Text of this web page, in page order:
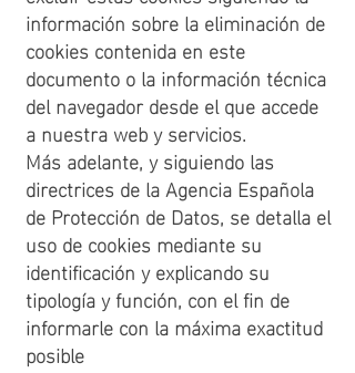
información sobre la eliminación de
cookies contenida en este
documento o la información técnica
del navegador desde el que accede
a nuestra web y servicios.
Más adelante, y siguiendo las
directrices de la Agencia Española
de Protección de Datos, se detalla el
uso de cookies mediante su
identificación y explicando su
tipología y función, con el fin de
informarle con la máxima exactitud
posible